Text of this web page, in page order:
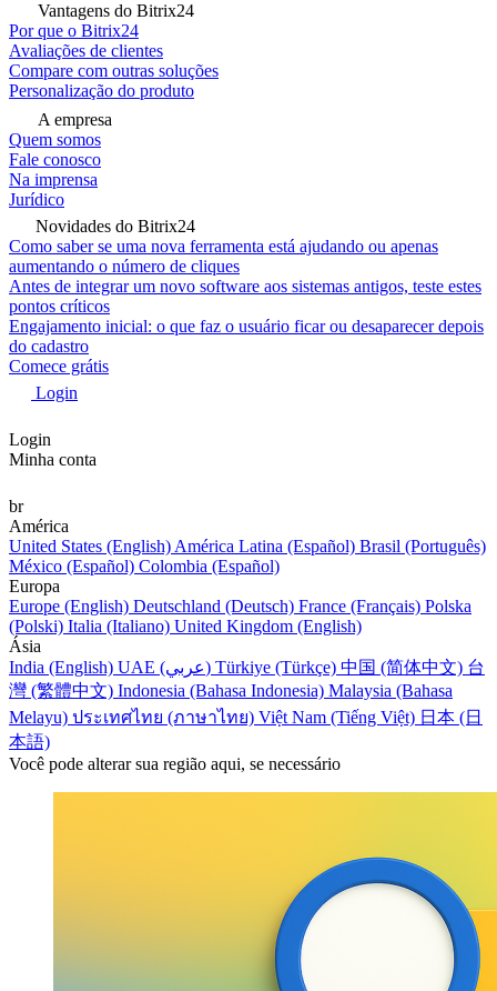
Vantagens do Bitrix24
Por que o Bitrix24
Avaliações de clientes
Compare com outras soluções
Personalização do produto
A empresa
Quem somos
Fale conosco
Na imprensa
Jurídico
Novidades do Bitrix24
Como saber se uma nova ferramenta está ajudando ou apenas
aumentando o número de cliques
Antes de integrar um novo software aos sistemas antigos, teste estes
pontos críticos
Engajamento inicial: o que faz o usuário ficar ou desaparecer depois
do cadastro
Comece grátis
Login
Login
Minha conta
br
América
United States (English) América Latina (Español) Brasil (Português)
México (Español) Colombia (Español)
Europa
Europe (English) Deutschland (Deutsch) France (Français) Polska
(Polski) Italia (Italiano) United Kingdom (English)
Ásia
India (English)
UAE (عربي) Türkiye (Türkçe) 中国 (简体中文) 台
灣 (繁體中文) Indonesia (Bahasa Indonesia) Malaysia (Bahasa
Melayu) ประเทศไทย (ภาษาไทย) Việt Nam (Tiếng Việt) 日本 (日
本語)
Você pode alterar sua região aqui, se necessário